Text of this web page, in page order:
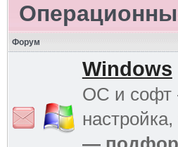
Форум
Windows
ОС и софт